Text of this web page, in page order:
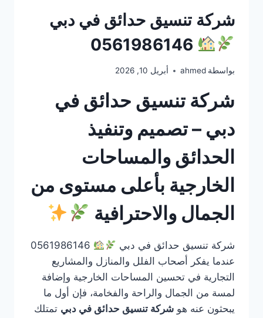
شركة تنسيق حدائق في دبي
بواسطة ahmed أبريل 10, 2026
شركة تنسيق حدائق في
دبي – تصميم وتنفيذ
الحدائق والمساحات
الخارجية بأعلى مستوى من
الجمال والاحترافية
شركة تنسيق حدائق في دبي
0561986146
عندما يفكر أصحاب الفلل والمنازل والمشاريع
التجارية في تحسين المساحات الخارجية وإضافة
لمسة من الجمال والراحة والفخامة، فإن أول ما
يبحثون عنه هو شركة تنسيق حدائق في دبي تمتلك